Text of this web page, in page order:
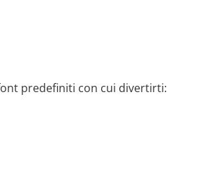
predefiniti con cui divertirti: